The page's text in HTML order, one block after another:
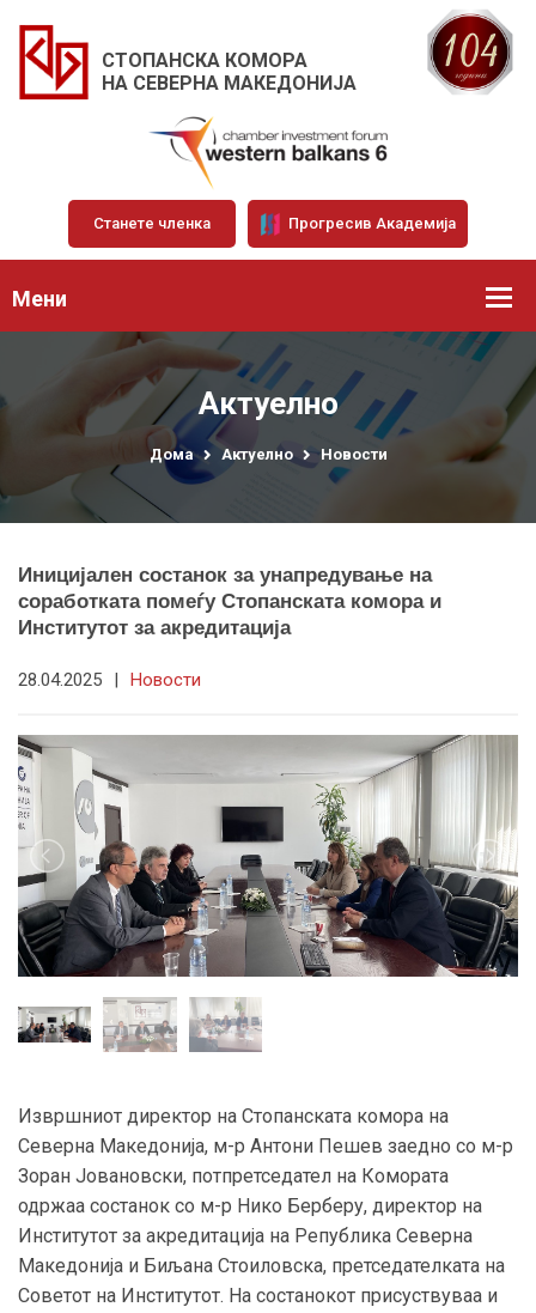
СТОПАНСКА КОМОРА
НА СЕВЕРНА МАКЕДОНИЈА
Станете членка Прогресив Академија
Мени
Актуелно
Дома Актуелно Новости
Иницијален состанок за унапредување на
соработката помеѓу Стопанската комора и
Институтот за акредитација
28.04.2025 | Новости
Извршниот директор на Стопанската комора на
Северна Македонија, м-р Антони Пешев заедно со м-р
Зоран Јовановски, потпретседател на Комората
одржаа состанок со м-р Нико Берберу, директор на
Институтот за акредитација на Република Северна
Македонија и Биљана Стоиловска, претседателката на
Советот на Институтот. На состанокот присуствуваа и